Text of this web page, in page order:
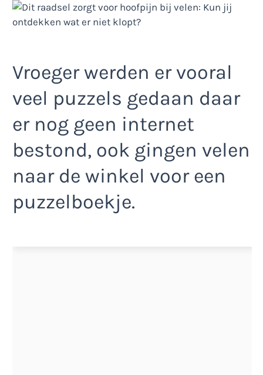
Vroeger werden er vooral
veel puzzels gedaan daar
er nog geen internet
bestond, ook gingen velen
naar de winkel voor een
puzzelboekje.